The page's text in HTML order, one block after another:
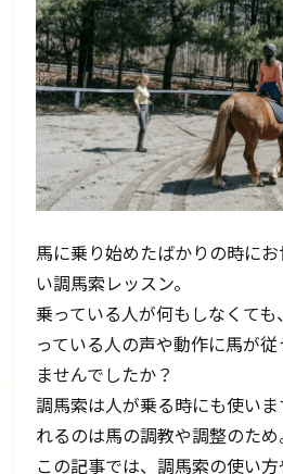
馬に乗り始めたばかりの時に
い調馬索レッスン。
乗っている人が何もしなくて
っている人の声や動作に馬が
ませんでしたか？
調馬索は人が乗る時にも使い
れるのは馬の調教や調整のため
この記事では、調馬索の使い